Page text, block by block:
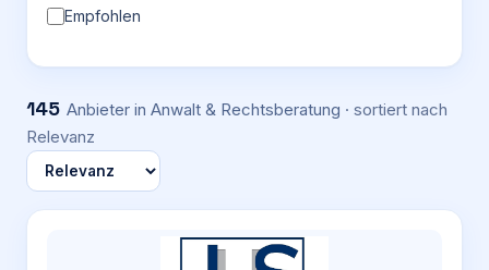
Empfohlen
145 Anbieter in Anwalt & Rechtsberatung · sortiert nach
Relevanz